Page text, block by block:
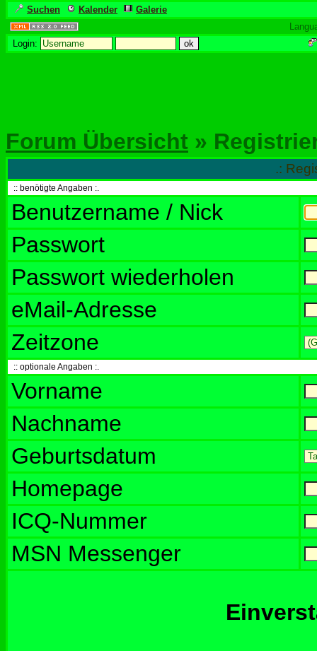
Suchen Kalender
Galerie
Login:
Forum Übersicht »
.:
:: benötigte Angaben :.
Benutzername / Nick
Passwort
Passwort wiederholen
eMail-Adresse
Zeitzone
:: optionale Angaben :.
Vorname
Nachname
Geburtsdatum
Homepage
ICQ-Nummer
MSN Messenger